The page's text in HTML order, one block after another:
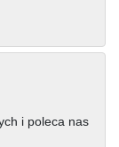
i poleca nas